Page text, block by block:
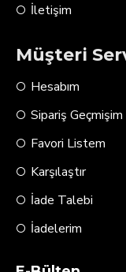
İletişim
Müşteri
Hesabım
Sipariş Geçmişim
Favori Listem
Karşılaştır
İade Talebi
İadelerim